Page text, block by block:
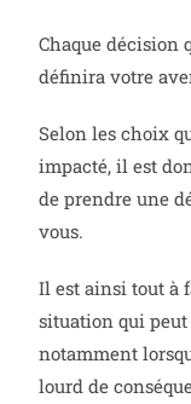
Chaque décision
définira votre
Selon les choix
impacté, il est
de prendre une
vous.
Il est ainsi tout à
situation qui
notamment
lourd de